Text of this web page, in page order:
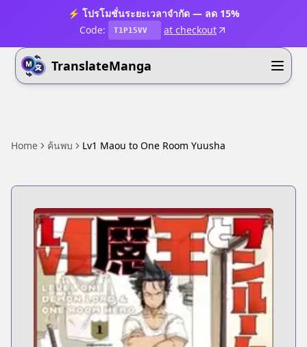
⚡ โปรโมชั่นระยะเวลาจำกัด — ลด 15%
Code:
T1P15VV at checkout
TranslateManga
Home ค้นพบ Lv1 Maou to One Room Yuusha